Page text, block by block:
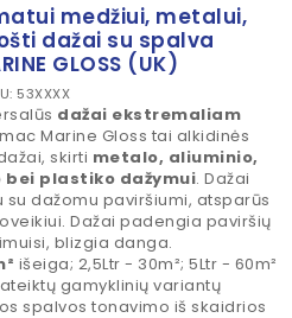
medžiui, metalui,
dažai su spalva
GLOSS (UK)
53XXXX
dažai ekstremaliam
Marine Gloss tai alkidinės
skirti metalo, aliuminio,
bei plastiko dažymui. Dažai
dažomu paviršiumi, atsparūs
Dažai padengia paviršių
blizgia danga.
² išeiga; 2,5Ltr - 30m²; 5Ltr - 60m²
gamyklinių variantų
spalvos tonavimo iš skaidrios